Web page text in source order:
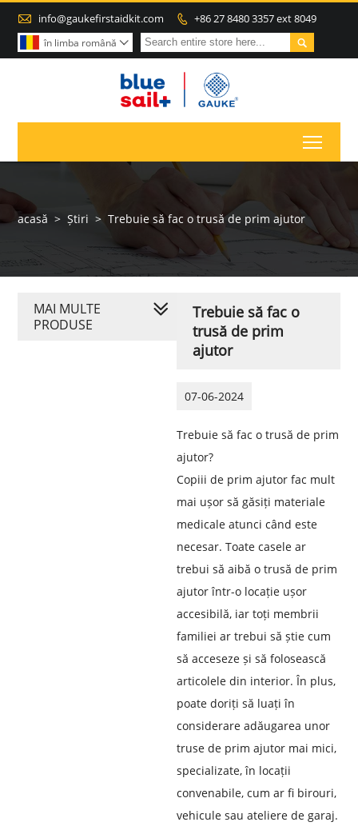
 info@gaukefirstaidkit.com  +86 27 8480 3357 ext 8049

în limba română 
acasă > Știri > Trebuie să fac o trusă de prim ajutor
Trebuie să fac o
trusă de prim
ajutor
07-06-2024
Trebuie să fac o trusă de prim
ajutor?
Copiii de prim ajutor fac mult
mai ușor să găsiți materiale
medicale atunci când este
necesar. Toate casele ar
trebui să aibă o trusă de prim
ajutor într-o locație ușor
accesibilă, iar toți membrii
familiei ar trebui să știe cum
să acceseze și să folosească
articolele din interior. În plus,
poate doriți să luați în
considerare adăugarea unor
truse de prim ajutor mai mici,
specializate, în locații
convenabile, cum ar fi birouri,
vehicule sau ateliere de garaj.
MAI MULTE
PRODUSE